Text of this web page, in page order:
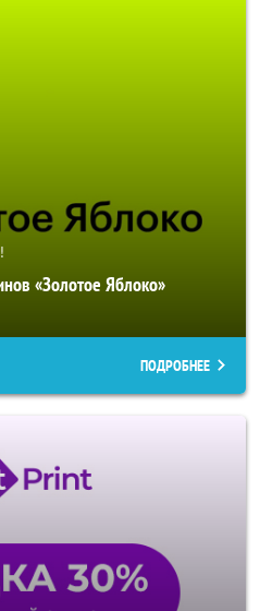
«Золотое Яблоко»
ПОДРОБНЕЕ